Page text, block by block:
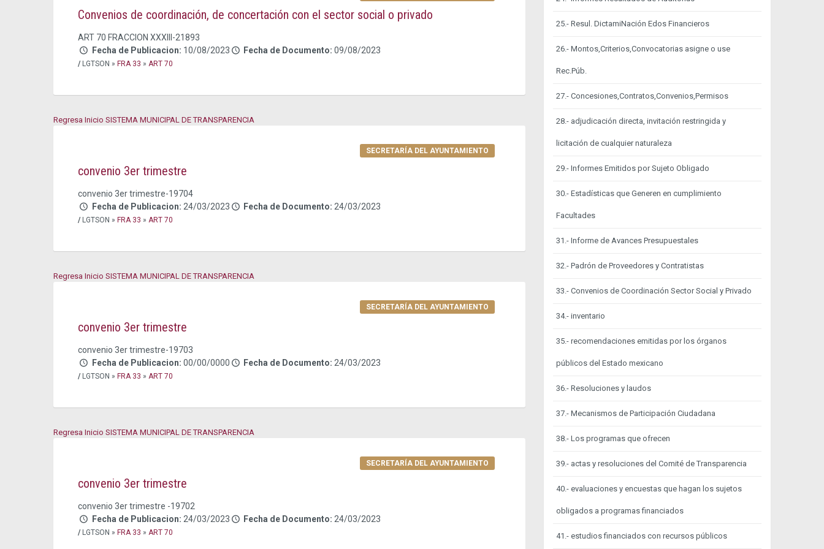
Convenios de coordinación, de concertación con el sector social o privado
ART 70 FRACCION XXXIII-21893
Fecha de Publicacion: 10/08/2023 Fecha de Documento:09/08/2023
/ LGTSON » FRA 33 » ART 70
Regresa Inicio SISTEMA MUNICIPAL DE TRANSPARENCIA
SECRETARÍA DEL AYUNTAMIENTO
convenio 3er trimestre
convenio 3er trimestre-19704
Fecha de Publicacion: 24/03/2023 Fecha de Documento: 24/03/2023
/ LGTSON » FRA 33 » ART 70
Regresa Inicio SISTEMA MUNICIPAL DE TRANSPARENCIA
SECRETARÍA DEL AYUNTAMIENTO
convenio 3er trimestre
convenio 3er trimestre-19703
Fecha de Publicacion: 00/00/0000 Fecha de Documento: 24/03/2023
/ LGTSON » FRA 33 » ART 70
Regresa Inicio SISTEMA MUNICIPAL DE TRANSPARENCIA
SECRETARÍA DEL AYUNTAMIENTO
convenio 3er trimestre
convenio 3er trimestre -19702
Fecha de Publicacion: 24/03/2023 Fecha de Documento: 24/03/2023
/ LGTSON » FRA 33 » ART 70
25.- Resul. DictamiNación Edos Financieros
26.- Montos,Criterios,Convocatorias asigne o use
Rec.Púb.
27.- Concesiones,Contratos,Convenios,Permisos
28.- adjudicación directa, invitación restringida y
licitación de cualquier naturaleza
29.- Informes Emitidos por Sujeto Obligado
30.- Estadísticas que Generen en cumplimiento
Facultades
31.- Informe de Avances Presupuestales
32.- Padrón de Proveedores y Contratistas
33.- Convenios de Coordinación Sector Social y Privado
34.- inventario
35.- recomendaciones emitidas por los órganos
públicos del Estado mexicano
36.- Resoluciones y laudos
37.- Mecanismos de Participación Ciudadana
38.- Los programas que ofrecen
39.- actas y resoluciones del Comité de Transparencia
40.- evaluaciones y encuestas que hagan los sujetos
obligados a programas financiados
41.- estudios financiados con recursos públicos